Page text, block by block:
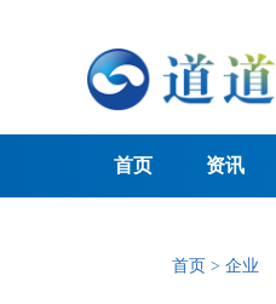
首页 资讯
首页 > 企业